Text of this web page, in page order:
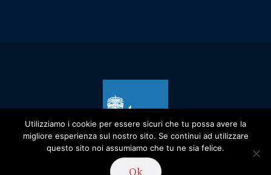
/ Diocesi di Alessandria - 2019
Utilizziamo i cookie per essere sicuri che tu possa avere la
migliore esperienza sul nostro sito. Se continui ad utilizzare
questo sito noi assumiamo che tu ne sia felice.
Ok